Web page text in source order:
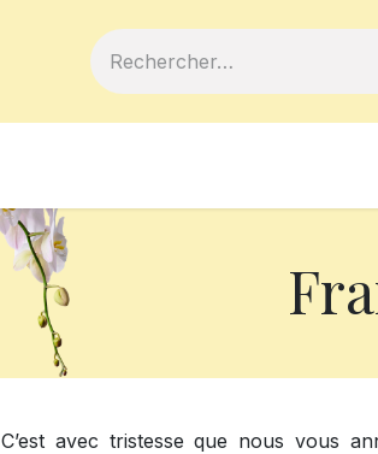
C’est avec tristesse que nous vous